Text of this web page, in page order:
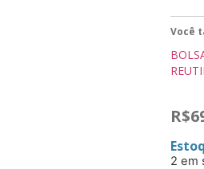
Você
R$
2 em